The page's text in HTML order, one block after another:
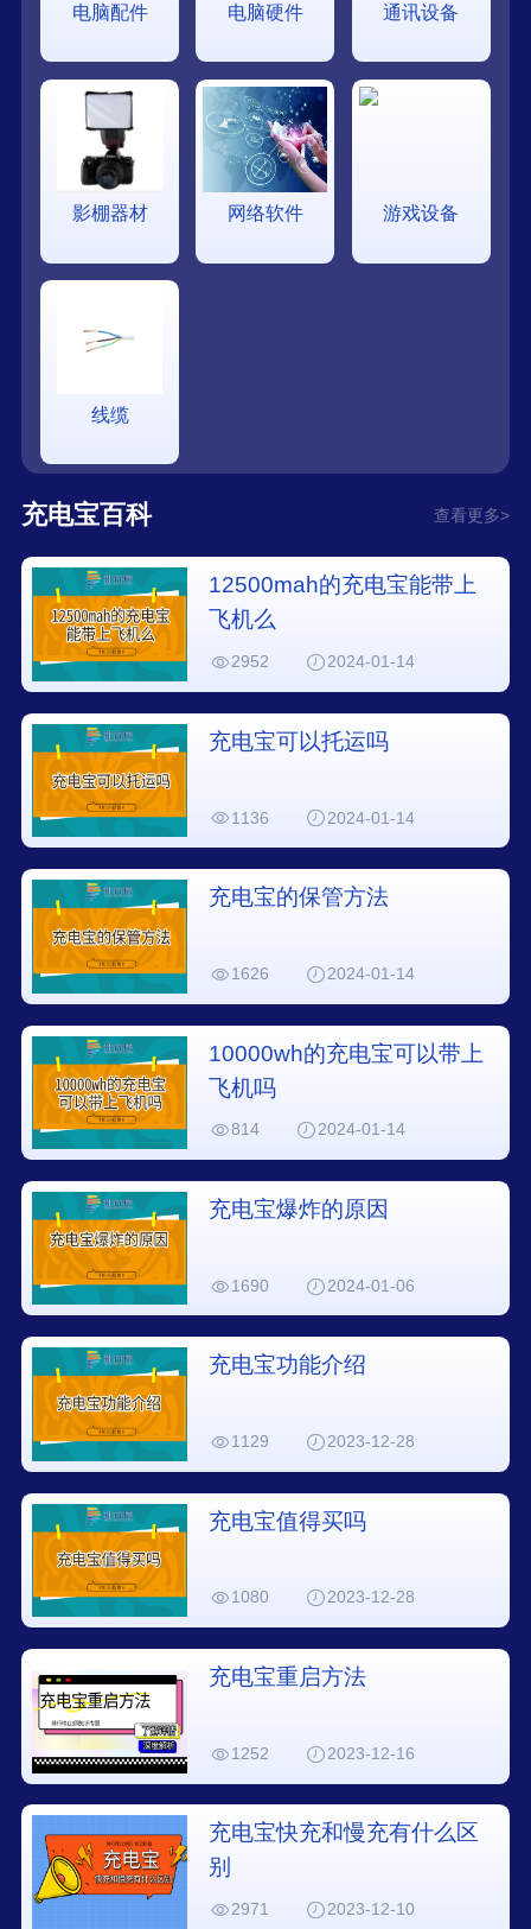
电脑配件 电脑硬件 通讯设备
影棚器材 网络软件 游戏设备
线缆
充电宝百科 查看更多>
12500mah的充电宝能带上
飞机么
2952 2024-01-14
充电宝可以托运吗
1136 2024-01-14
充电宝的保管方法
1626 2024-01-14
10000wh的充电宝可以带上
飞机吗
814 2024-01-14
充电宝爆炸的原因
1690 2024-01-06
充电宝功能介绍
1129 2023-12-28
充电宝值得买吗
1080 2023-12-28
充电宝重启方法
1252 2023-12-16
充电宝快充和慢充有什么区
别
2971 2023-12-10